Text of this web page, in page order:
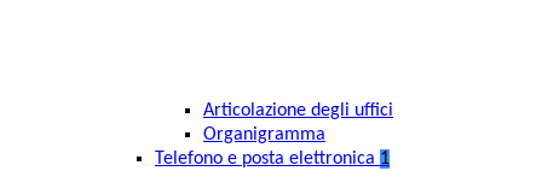
Articolazione degli uffici
Organigramma
Telefono e posta elettronica 1